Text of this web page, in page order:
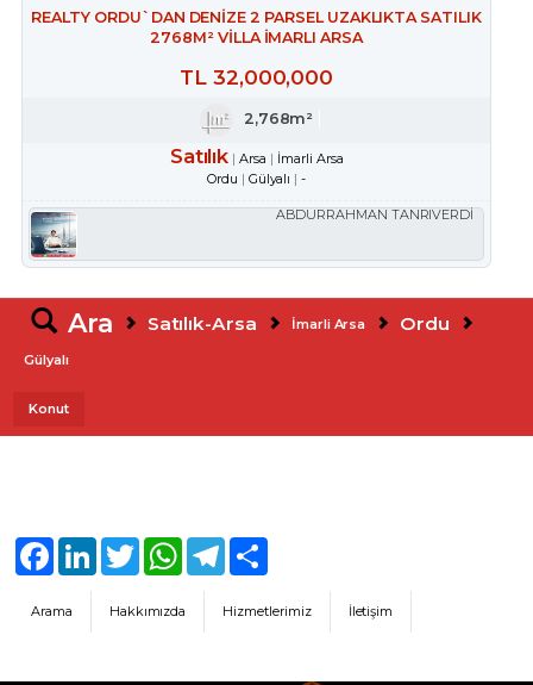
REALTY ORDU`DAN DENİZE 2 PARSEL UZAKLIKTA SATILIK
2768M² VİLLA İMARLI ARSA
TL32,000,000
2,768m²
Satılık Arsa
İmarli Arsa
Ordu
Gülyalı -
ABDURRAHMAN TANRIVERDİ
Ara Satılık-Arsa İmarli Arsa Ordu
Gülyalı
Konut
Arama Hakkımızda Hizmetlerimiz İletişim
FacebookLinkedInTwitter WhatsAppTelegram